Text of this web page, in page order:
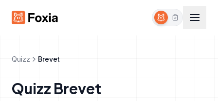
Étudiant
Fonctionnalités
Quizz Brevet
Quizz Brevet